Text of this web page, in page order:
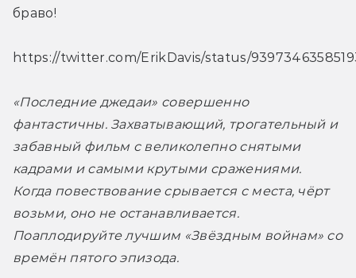
браво!
https://twitter.com/ErikDavis/status/
«Последние джедаи» совершенно
фантастичны. Захватывающий, трогательный и
забавный фильм с великолепно снятыми
кадрами и самыми крутыми сражениями.
Когда повествование срывается с места, чёрт
возьми, оно не останавливается.
Поаплодируйте лучшим «Звёздным войнам» со
времён пятого эпизода.